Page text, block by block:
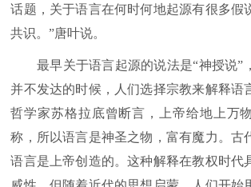
话题，关于语言在何时何地起源有很多假
共识。”唐叶说。
最早关于语言起源的说法是“神授说”
并不发达的时候，人们选择宗教来解释语
哲学家苏格拉底曾断言，上帝给地上万
称，所以语言是神圣之物，富有魔力。古
语言是上帝创造的。这种解释在教权时代